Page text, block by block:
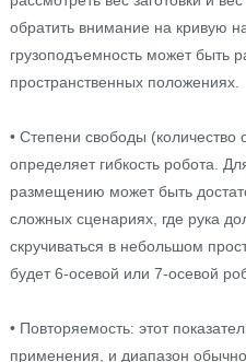
обратить внимание на кривую
грузоподъемность может быть
пространственных положениях.
• Степени свободы (количество
определяет гибкость робота.
размещению может быть
сложных сценариях, где рука
скручиваться в небольшом
будет 6-осевой или 7-осевой
• Повторяемость: этот
применения, и диапазон